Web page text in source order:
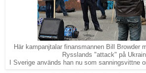
Här kampanjtalar finansmannen Bill Browder
Rysslands "attack" på
I Sverige används han nu som sanningsvittne